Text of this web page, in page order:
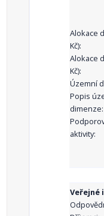
Alokace
Kč):
Alokace
Kč):
Územní
Popis
dimenze:
aktivity:
Veřejné